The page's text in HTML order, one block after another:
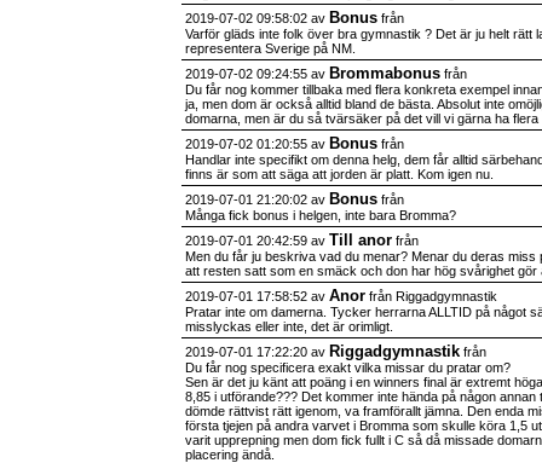
2019-07-02 09:58:02 av Bonus från
Varför gläds inte folk över bra gymnastik ? Det är ju helt rätt
representera Sverige på NM.
2019-07-02 09:24:55 av Brommabonus från
Du får nog kommer tillbaka med flera konkreta exempel
ja, men dom är också alltid bland de bästa. Absolut inte
domarna, men är du så tvärsäker på det vill vi gärna ha flera
2019-07-02 01:20:55 av Bonus från
Handlar inte specifikt om denna helg, dem får alltid
finns är som att säga att jorden är platt. Kom igen nu.
2019-07-01 21:20:02 av Bonus från
Många fick bonus i helgen, inte bara Bromma?
2019-07-01 20:42:59 av Till anor från
Men du får ju beskriva vad du menar? Menar du deras
att resten satt som en smäck och don har hög svårighet
2019-07-01 17:58:52 av Anor från Riggadgymnastik
Pratar inte om damerna. Tycker herrarna ALLTID på något
misslyckas eller inte, det är orimligt.
2019-07-01 17:22:20 av Riggadgymnastik från
Du får nog specificera exakt vilka missar du pratar om?
Sen är det ju känt att poäng i en winners final är extremt
8,85 i utförande??? Det kommer inte hända på någon
dömde rättvist rätt igenom, va framförallt jämna. Den enda
första tjejen på andra varvet i Bromma som skulle köra 1,5
varit upprepning men dom fick fullt i C så då missade
placering ändå.